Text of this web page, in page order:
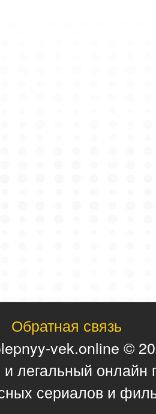
Обратная связь
vek.online ©
легальный онлайн
сериалов и